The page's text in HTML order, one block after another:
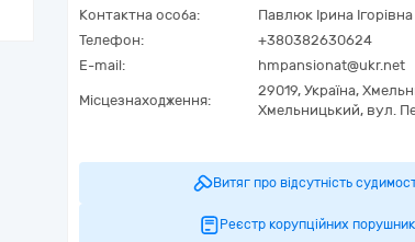
Контактна особа:
Павлюк Ірина Ігорівна
Телефон:
+380382630624
E-mail:
hmpansionat@ukr.net
Місцезнаходження:
29019, Україна,
Хмельницький, вул.
Витяг про відсутність
Реєстр корупційних